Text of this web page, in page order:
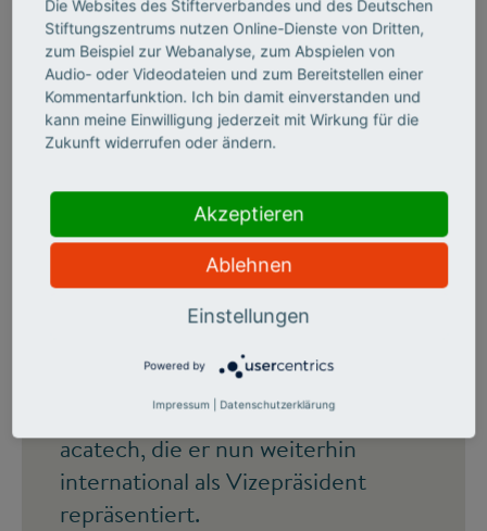
ZUR PERSON
Der Geowissenschaftler Reinhard
Hüttl ist Wissenschaftlicher
Vorstand und Vorsitzender des
Vorstands beim Deutschen
GeoForschungsZentrum (GFZ) in
Potsdam. Bis 2017 war er zudem
Präsident der Deutschen Akademie
der Technikwissenschaften
acatech, die er nun weiterhin
international als Vizepräsident
repräsentiert.
Die Websites des Stifterverbandes und des Deutschen
Stiftungszentrums nutzen Online-Dienste von Dritten,
zum Beispiel zur Webanalyse, zum Abspielen von
Audio- oder Videodateien und zum Bereitstellen einer
Kommentarfunktion. Ich bin damit einverstanden und
kann meine Einwilligung jederzeit mit Wirkung für die
Zukunft widerrufen oder ändern.
Akzeptieren
Ablehnen
Einstellungen
Powered by
Impressum Datenschutzerklärung